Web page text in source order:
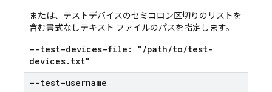
または、テストデバイスのセミコロン区切りのリストを
含む書式なしテキスト ファイルのパスを指定します。
--test-devices-file: " /path/to/test-
devices. txt"
--test-username